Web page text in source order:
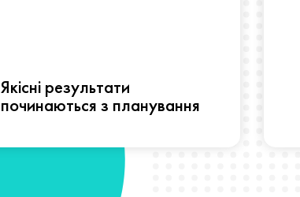
Якісні результати
починаються з планування